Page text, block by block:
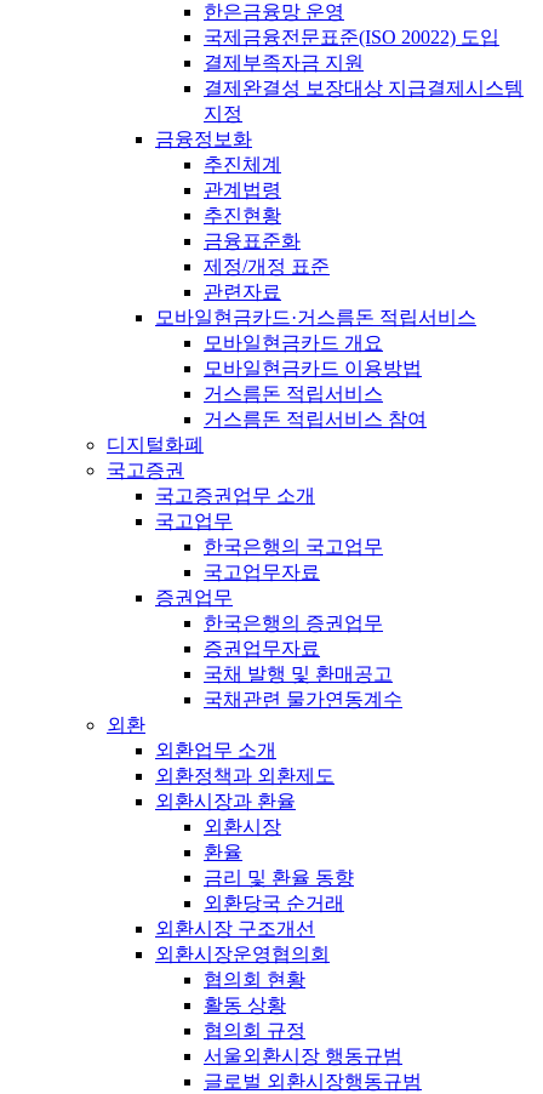
한은금융망 운영
국제금융전문표준(ISO 20022) 도입
결제부족자금 지원
결제완결성 보장대상 지급결제시스템
지정
금융정보화
추진체계
관계법령
추진현황
금융표준화
제정/개정 표준
관련자료
모바일현금카드·거스름돈 적립서비스
모바일현금카드 개요
모바일현금카드 이용방법
거스름돈 적립서비스
거스름돈 적립서비스 참여
디지털화폐
국고증권
국고증권업무 소개
국고업무
한국은행의 국고업무
국고업무자료
증권업무
한국은행의 증권업무
증권업무자료
국채 발행 및 환매공고
국채관련 물가연동계수
외환
외환업무 소개
외환정책과 외환제도
외환시장과 환율
외환시장
환율
금리 및 환율 동향
외환당국 순거래
외환시장 구조개선
외환시장운영협의회
협의회 현황
활동 상황
협의회 규정
서울외환시장 행동규범
글로벌 외환시장행동규범